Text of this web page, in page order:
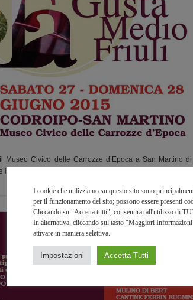
Museo Civico delle Carrozze d’Epoca a San Martino
prodotti dell’Azienda Agricola Gattesco Daniele.
I cookie che utilizziamo su questo sito sono
per il funzionamento del sito; possono essere presenti
Cliccando su "Accetta tutti", consentirai all'utilizzo di
In alternativa, cliccando sul tasto "Maggiori
attivare in maniera selettiva.
Impostazioni Accetta Tutti